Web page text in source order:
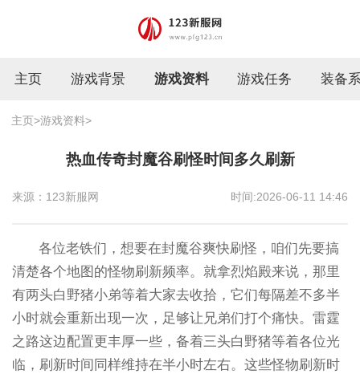
主页 游戏背景 游戏资料 游戏任务 装备
主页>游戏资料>
热血传奇封魔谷刷怪时间多久刷新
来源：123新服网 时间:2026-06-11 14:46
各位老铁们，想要在封魔谷爽快刷怪，咱们先要搞
清楚各个地图的怪物刷新频率。就拿烈焰殿来说，那里
有两头白野猪小弟等着大家去收拾，它们每隔差不多半
小时就会重新出现一次，足够让兄弟们打个痛快。雷霆
之路这边配置更丰厚一些，备着三头白野猪等着各位光
临，刷新时间同样维持在半小时左右。这些怪物刷新时